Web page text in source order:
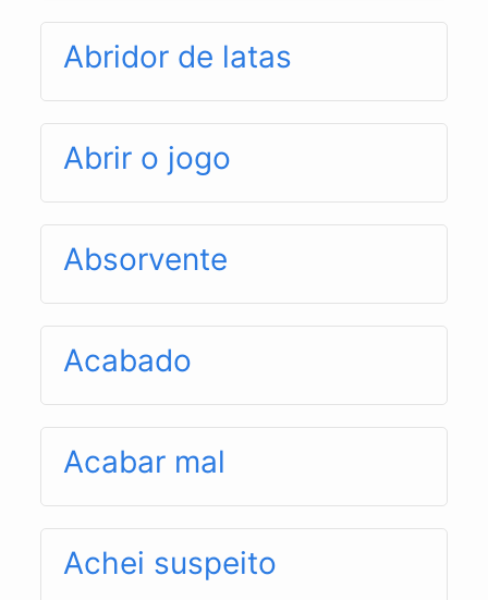
Abridor de latas
Abrir o jogo
Absorvente
Acabado
Acabar mal
Achei suspeito